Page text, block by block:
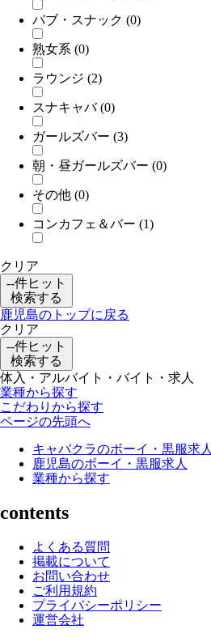
パブ・スナック (0)
熟女系 (0)
ラウンジ (2)
スナキャバ(0)
ガールズバー (3)
朝・昼ガールズバー (0)
その他 (0)
コンカフェ＆バー (1)
クリア
--件ヒット
検索する
鹿児島のトップに戻る
クリア
--件ヒット
検索する
体入・アルバイト・バイト・求人
業種から探す
こだわりから探す
ページの先頭へ
キャバクラのボーイ・黒服求人
鹿児島のボーイ・黒服求人
業種から探す
contents
よくある質問
掲載について
お問い合わせ
ご利用規約
プライバシーポリシー
運営会社